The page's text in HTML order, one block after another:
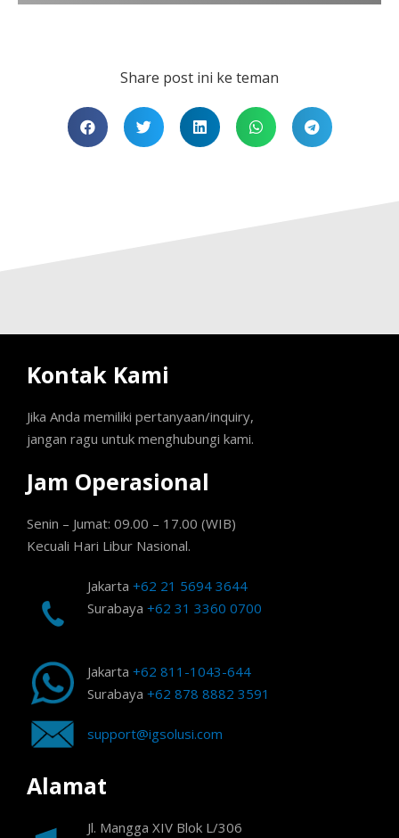
Share post ini ke teman
Kontak Kami
Jika Anda memiliki pertanyaan/inquiry,
jangan ragu untuk menghubungi kami.
Jam Operasional
Senin – Jumat: 09.00 – 17.00 (WIB)
Kecuali Hari Libur Nasional.
Jakarta +62 21 5694 3644
Surabaya +62 31 3360 0700
Jakarta +62 811-1043-644
Surabaya +62 878 8882 3591
support@igsolusi.com
Alamat
Jl. Mangga XIV Blok L/306